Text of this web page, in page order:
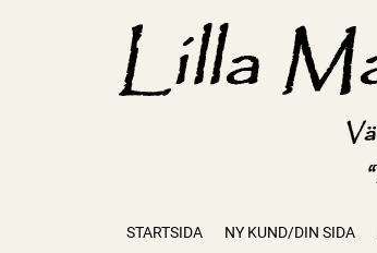
STARTSIDA NY KUND/DIN SIDA